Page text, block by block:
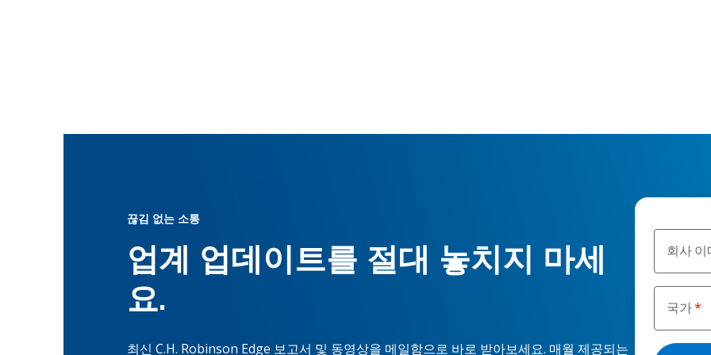
회사 이
국가
끊김 없는 소통
업계 업데이트를 절대 놓치지 마세
요.
최신 C.H. Robinson Edge 보고서 및 동영상을 메일함으로 바로 받아보세요. 매월 제공되는